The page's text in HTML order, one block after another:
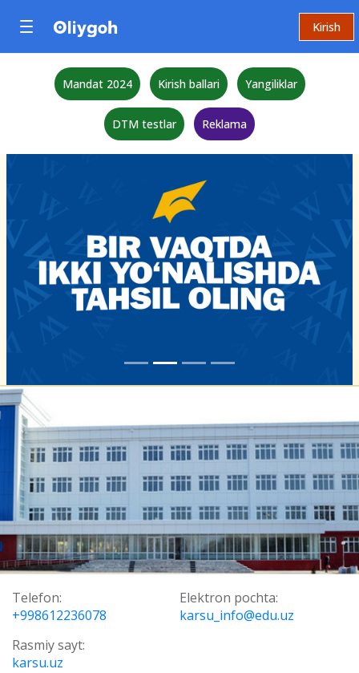
Kirish
Mandat 2024 Kirish ballari Yangiliklar
DTM testlar Reklama
Telefon:
+998612236078
Elektron pochta:
karsu_info@edu.uz
Rasmiy sayt:
karsu.uz